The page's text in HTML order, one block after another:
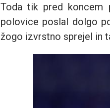
Toda tik pred koncem
polovice poslal dolgo
žogo izvrstno sprejel in